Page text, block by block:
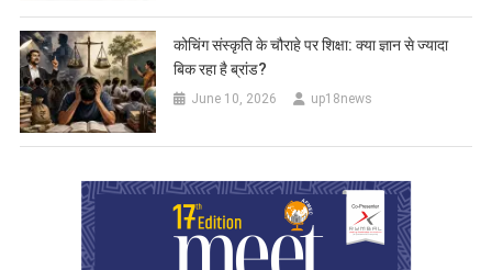
कोचिंग संस्कृति के चौराहे पर शिक्षा: क्या ज्ञान से ज्यादा
बिक रहा है ब्रांड?
June 10, 2026 up18news